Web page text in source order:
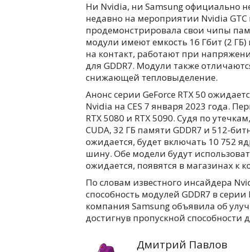
Ни Nvidia, ни Samsung официально
недавно на мероприятии Nvidia
продемонстрировала свои чипы
модули имеют емкость 16 Гбит (2
на контакт, работают при
для GDDR7. Модули также
снижающей тепловыделение.
Анонс серии GeForce RTX 50
Nvidia на CES 7 января 2023 года.
RTX 5080 и RTX 5090. Судя по
CUDA, 32 ГБ памяти GDDR7 и 512-
ожидается, будет включать 10 752
шину. Обе модели будут
ожидается, появятся в магазинах к
По словам известного инсайдера
способность модулей GDDR7 в серии
компания Samsung объявила об
достигнув пропускной способности
Дмитрий Павлов